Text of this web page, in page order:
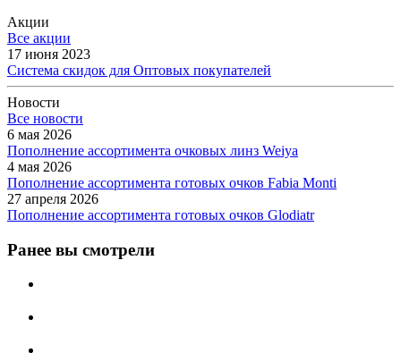
Акции
Все акции
17 июня 2023
Система скидок для Оптовых покупателей
Новости
Все новости
6 мая 2026
Пополнение ассортимента очковых линз Weiya
4 мая 2026
Пополнение ассортимента готовых очков Fabia Monti
27 апреля 2026
Пополнение ассортимента готовых очков Glodiatr
Ранее вы смотрели